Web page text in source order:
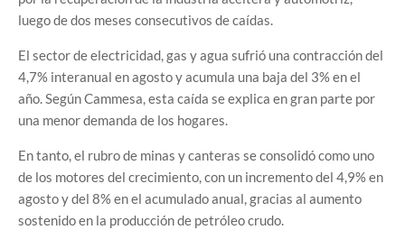
luego de dos meses consecutivos de caídas.
El sector de electricidad, gas y agua sufrió una contracción del
4,7% interanual en agosto y acumula una baja del 3% en el
año. Según Cammesa, esta caída se explica en gran parte por
una menor demanda de los hogares.
En tanto, el rubro de minas y canteras se consolidó como uno
de los motores del crecimiento, con un incremento del 4,9% en
agosto y del 8% en el acumulado anual, gracias al aumento
sostenido en la producción de petróleo crudo.